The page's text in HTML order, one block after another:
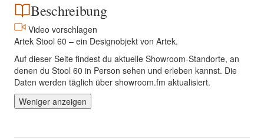
Beschreibung
Video vorschlagen
Artek Stool 60 – ein Designobjekt von Artek.
Auf dieser Seite findest du aktuelle Showroom-Standorte, an
denen du Stool 60 in Person sehen und erleben kannst. Die
Daten werden täglich über showroom.fm aktualisiert.
Weniger anzeigen